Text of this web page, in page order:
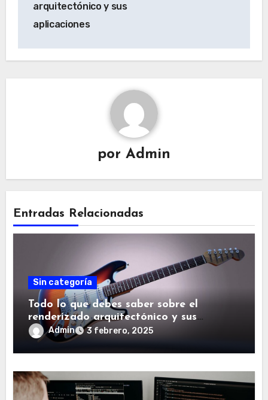
i
r
a
arquitectónico y sus
aplicaciones
por Admin
Entradas Relacionadas
Sin categoría
Todo lo que debes saber sobre el
renderizado arquitectónico y sus
aplicaciones
Admin 3 febrero, 2025